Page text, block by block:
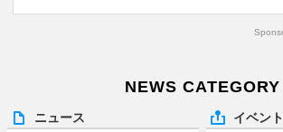
NEWS CATEGORY
ニュース イベン